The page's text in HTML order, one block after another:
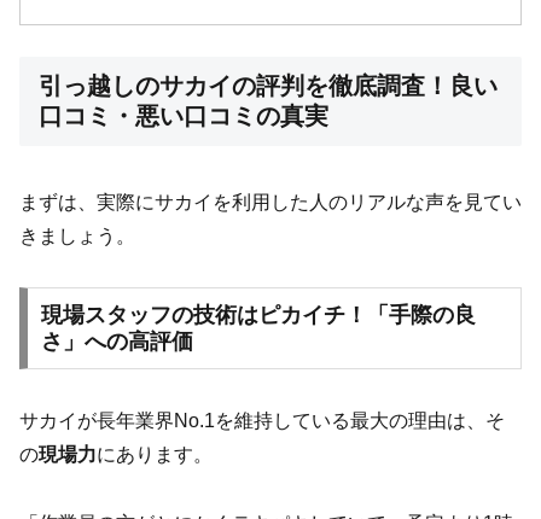
引っ越しのサカイの評判を徹底調査！良い
口コミ・悪い口コミの真実
まずは、実際にサカイを利用した人のリアルな声を見てい
きましょう。
現場スタッフの技術はピカイチ！「手際の良
さ」への高評価
サカイが長年業界No.1を維持している最大の理由は、そ
の現場力にあります。